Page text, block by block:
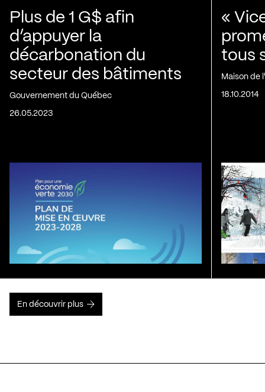
Plus de 1 G$ afin
d’appuyer la
décarbonation du
secteur des bâtiments
Gouvernement du Québec
26.05.2023
«
tous
Maison de
18.10.2014
En découvrir plus